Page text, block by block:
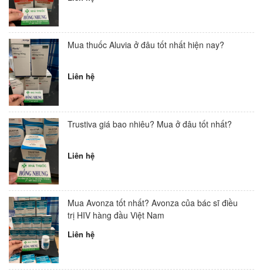
Mua thuốc Aluvia ở đâu tốt nhất hiện nay?
Liên hệ
Trustiva giá bao nhiêu? Mua ở đâu tốt nhất?
Liên hệ
Mua Avonza tốt nhất? Avonza của bác sĩ điều
trị HIV hàng đầu Việt Nam
Liên hệ